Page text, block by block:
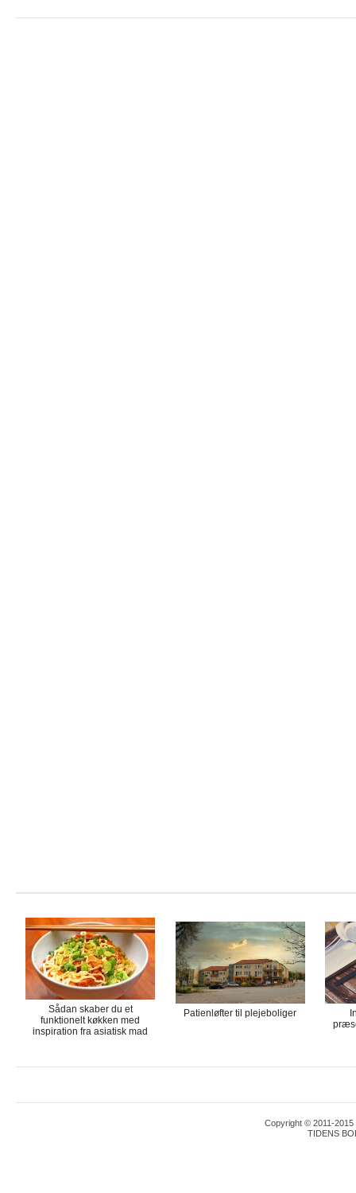
Sådan skaber du et
funktionelt køkken med
inspiration fra asiatisk mad
Patienløfter til plejeboliger
Copyright © 2011-2015
TIDENS